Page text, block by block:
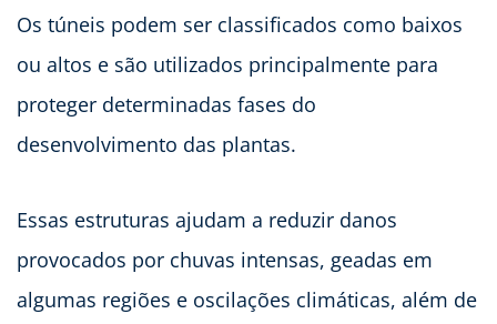
Os túneis podem ser classificados como baixos
ou altos e são utilizados principalmente para
proteger determinadas fases do
desenvolvimento das plantas.
Essas estruturas ajudam a reduzir danos
provocados por chuvas intensas, geadas em
algumas regiões e oscilações climáticas, além de